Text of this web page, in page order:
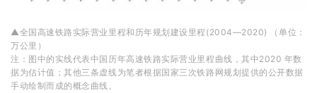
▲全国高速铁路实际营业里程和历年规划建设里程(2004—2020) （单位：
万公里）
注：图中的实线代表中国历年高速铁路实际营业里程曲线，其中2020 年数
据为估计值；其他三条虚线为笔者根据国家三次铁路网规划提供的公开数据
手动绘制而成的概念曲线。